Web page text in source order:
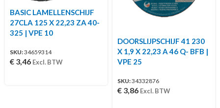
BASIC LAMELLENSCHIJF
27CLA 125 X 22,23 ZA 40-
325 | VPE 10
SKU:34659314
€ 3,46 Excl. BTW
DOORSLIJPSCHIJF 41 230
X 1,9 X 22,23 A 46 Q- BFB |
VPE 25
SKU:34332876
€ 3,86 Excl. BTW